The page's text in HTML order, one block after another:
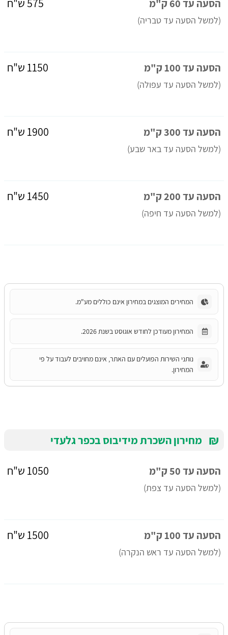
הסעה עד 60 ק"מ
(למשל הסעה עד טבריה)
הסעה עד 100 ק"מ
(למשל הסעה עד עפולה)
1150 ש"ח
הסעה עד 300 ק"מ
(למשל הסעה עד באר שבע)
1900 ש"ח
הסעה עד 200 ק"מ
(למשל הסעה עד חיפה)
1450 ש"ח
המחירים המוצגים במחירון אינם כוללים מע"מ.
המחירון מעודכן לחודש אוגוסט בשנת 2026.
נותני השירות הפועלים עם האתר, אינם מחויבים לעבוד על פי
המחירון.
₪ מחירון השכרת מידיבוס בכפר גלעדי
הסעה עד 50 ק"מ
(למשל הסעה עד צפת)
1050 ש"ח
הסעה עד 100 ק"מ
(למשל הסעה עד ראש הנקרה)
1500 ש"ח